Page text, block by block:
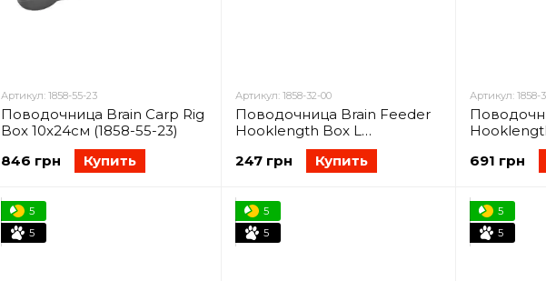
Артикул: 1858-55-23
Поводочница Brain Carp Rig
Box 10x24см (1858-55-23)
846 грн
Купить
Артикул: 1858-32-00
Поводочница Brain Feeder
Hooklength Box L
20x9.5x1.5см (1858-32-00)
247 грн Купить
Артикул: 1858-
691 грн
5
5
5
5
5
5